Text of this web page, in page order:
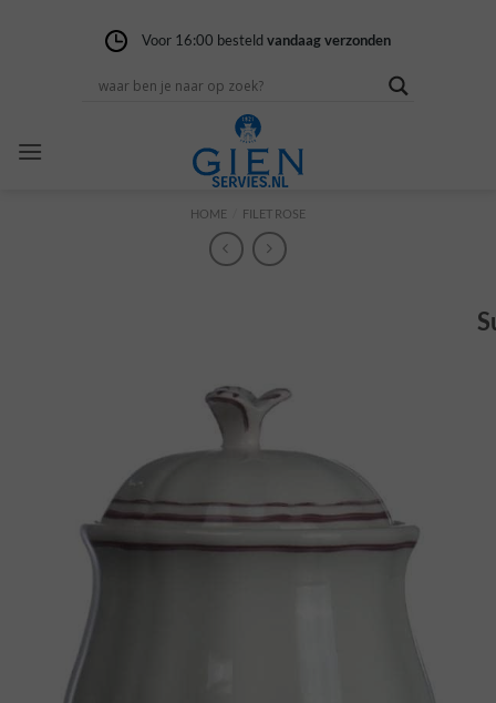
Gratis verzendingvanaf 100,-
Voor 16:00 besteld vandaag verzonden
14 dagen niet goedgeld terug
HOME FILET ROSE